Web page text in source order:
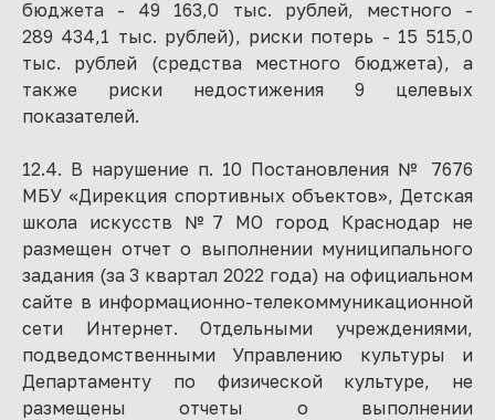
бюджета - 49 163,0 тыс. рублей, местного -
289 434,1 тыс. рублей), риски потерь - 15 515,0
тыс. рублей (средства местного бюджета), а
также риски недостижения 9 целевых
показателей.
12.4. В нарушение п. 10 Постановления № 7676
МБУ «Дирекция спортивных объектов», Детская
школа искусств №7 МО город Краснодар не
размещен отчет о выполнении муниципального
задания (за 3 квартал 2022 года) на официальном
сайте в информационно-телекоммуникационной
сети Интернет. Отдельными учреждениями,
подведомственными Управлению культуры и
Департаменту по физической культуре, не
размещены отчеты о выполнении